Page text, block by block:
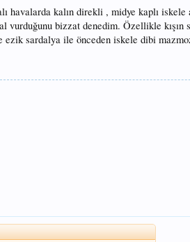
kalın direkli , midye kaplı iskele
bizzat denedim. Özellikle kışın
sardalya ile önceden iskele dibi